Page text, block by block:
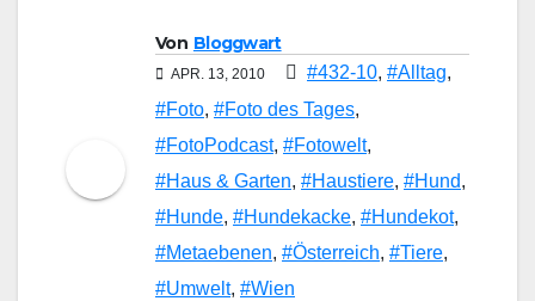
Von Bloggwart
APR. 13, 2010 #432-10, #Alltag,
#Foto, #Foto des Tages,
#FotoPodcast, #Fotowelt,
#Haus & Garten, #Haustiere, #Hund,
#Hunde, #Hundekacke, #Hundekot,
#Metaebenen, #Österreich, #Tiere,
#Umwelt, #Wien